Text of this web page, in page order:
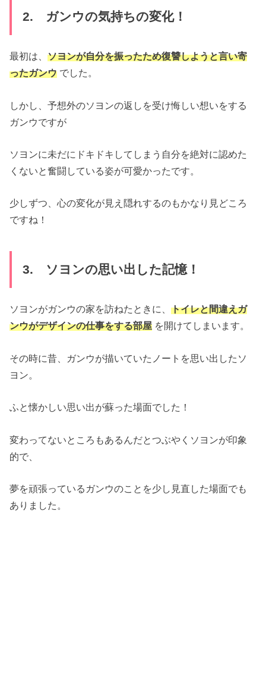
2. ガンウの気持ちの変化！
最初は、ソヨンが自分を振ったため復讐しようと言い寄
ったガンウ でした。
しかし、予想外のソヨンの返しを受け悔しい想いをする
ガンウですが
ソヨンに未だにドキドキしてしまう自分を絶対に認めた
くないと奮闘している姿が可愛かったです。
少しずつ、心の変化が見え隠れするのもかなり見どころ
ですね！
3. ソヨンの思い出した記憶！
ソヨンがガンウの家を訪ねたときに、トイレと間違えガ
ンウがデザインの仕事をする部屋 を開けてしまいます。
その時に昔、ガンウが描いていたノートを思い出したソ
ヨン。
ふと懐かしい思い出が蘇った場面でした！
変わってないところもあるんだとつぶやくソヨンが印象
的で、
夢を頑張っているガンウのことを少し見直した場面でも
ありました。